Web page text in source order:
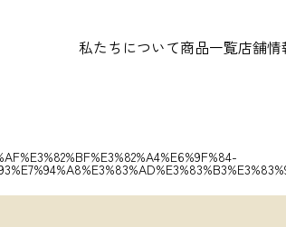
私たちについて商品一覧店舗情